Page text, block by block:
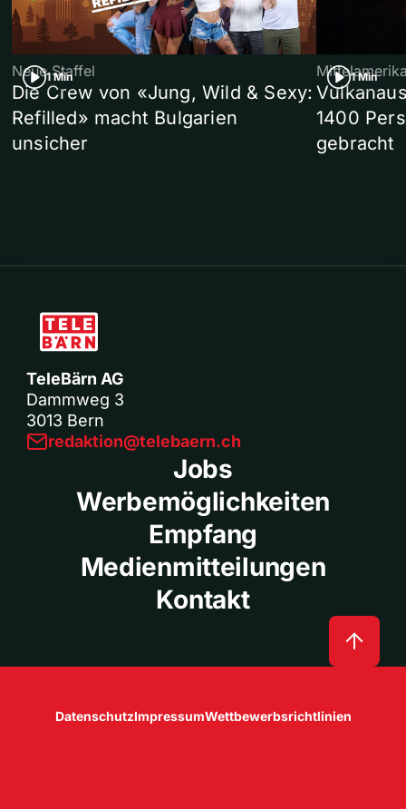
1 Min
Neue Staffel
Die Crew von «Jung, Wild & Sexy:
Refilled» macht Bulgarien
unsicher
1 Min
1400
gebracht
TeleBärn AG
Dammweg 3
3013 Bern
redaktion@telebaern.ch
Jobs
Werbemöglichkeiten
Empfang
Medienmitteilungen
Kontakt
DatenschutzImpressumWettbewerbsrichtlinien